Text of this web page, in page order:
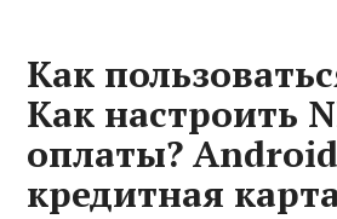
Как
Как настроить
оплаты?
кредитная